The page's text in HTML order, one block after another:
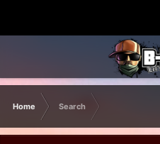
Home Search